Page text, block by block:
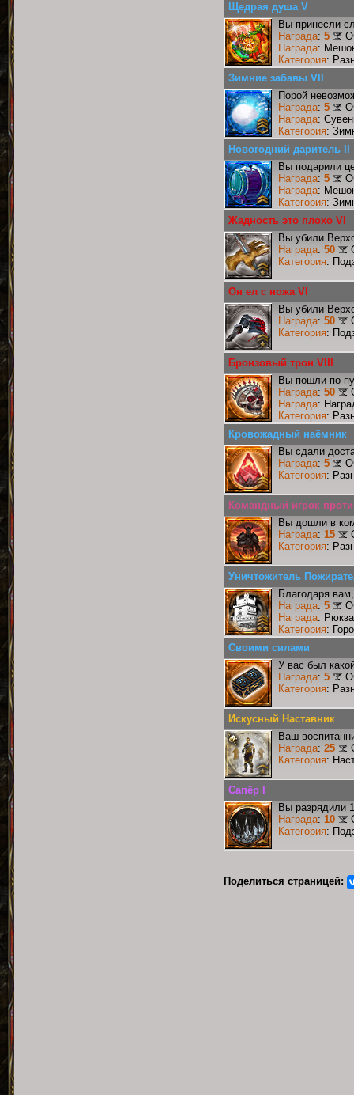
Щедрая душа V
Вы принесли
Награда: 5
Награда:
Категория:
Зимние забавы VII
Порой
Награда: 5
Награда:
Категория:
Новогодний даритель II
Вы подарили
Награда: 5
Награда:
Категория:
Жадность это плохо VI
Вы убили
Награда: 50
Категория:
Он ел с ножа VI
Вы убили
Награда: 50
Категория:
Бронзовый трон VIII
Вы пошли по
Награда: 50
Награда:
Категория:
Кровожадный наёмник
Вы сдали
Награда: 5
Категория:
Командный игрок
Вы дошли в
Награда: 15
Категория:
Уничтожитель
Благодаря
Награда: 5
Награда:
Категория:
Своими силами
У вас был
Награда: 5
Категория:
Искусный Наставник
Ваш
Награда: 25
Категория:
Сапёр I
Вы разрядили
Награда: 10
Категория:
Поделиться страницей: